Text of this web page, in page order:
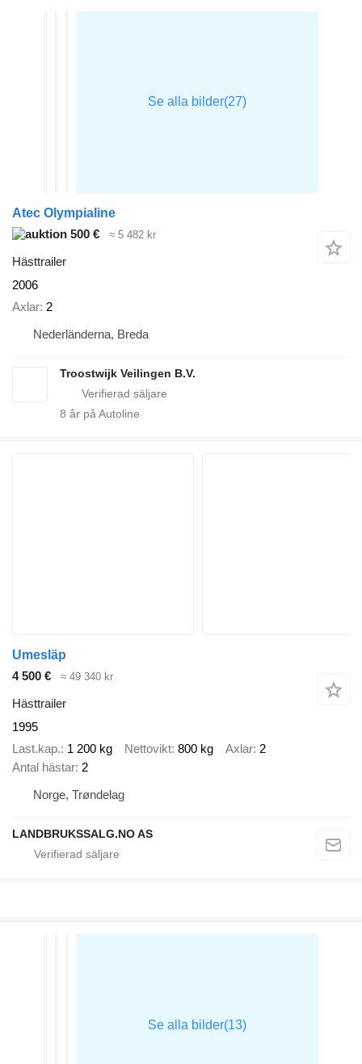
Atec Olympialine
500 €
≈ 5 482 kr
Hästtrailer
2006
Axlar 2
Nederländerna, Breda
Troostwijk Veilingen B.V.
8 år på Autoline
Umesläp
4 500 €
≈ 49 340 kr
Hästtrailer
1995
Last.kap. 1 200 kg Nettovikt 800 kg Axlar 2
Antal hästar 2
Norge, Trøndelag
LANDBRUKSSALG.NO AS